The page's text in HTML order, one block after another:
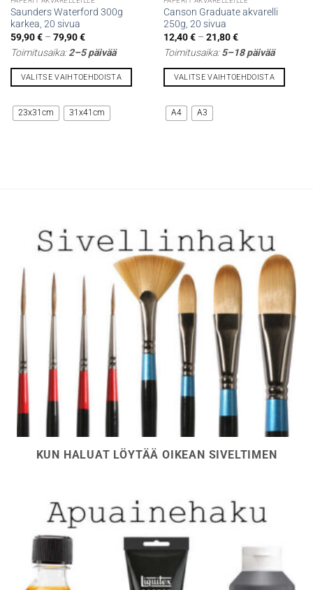
Saunders Waterford 300g
karkea, 20 sivua
59,90€ – 79,90€Hintaluokka:
-
Toimitusaika:2–5 päivää
VALITSE VAIHTOEHDOISTA
tuotteella
on
23x31cm 31x41cm
Canson Graduate akvarelli
250g, 20 sivua
12,40€ – 21,80€Hintaluokka:
-
Toimitusaika:5–18 päivää
VALITSE VAIHTOEHDOISTA
tuotteella
on
A4 A3
KUN HALUAT LÖYTÄÄ OIKEAN SIVELTIMEN